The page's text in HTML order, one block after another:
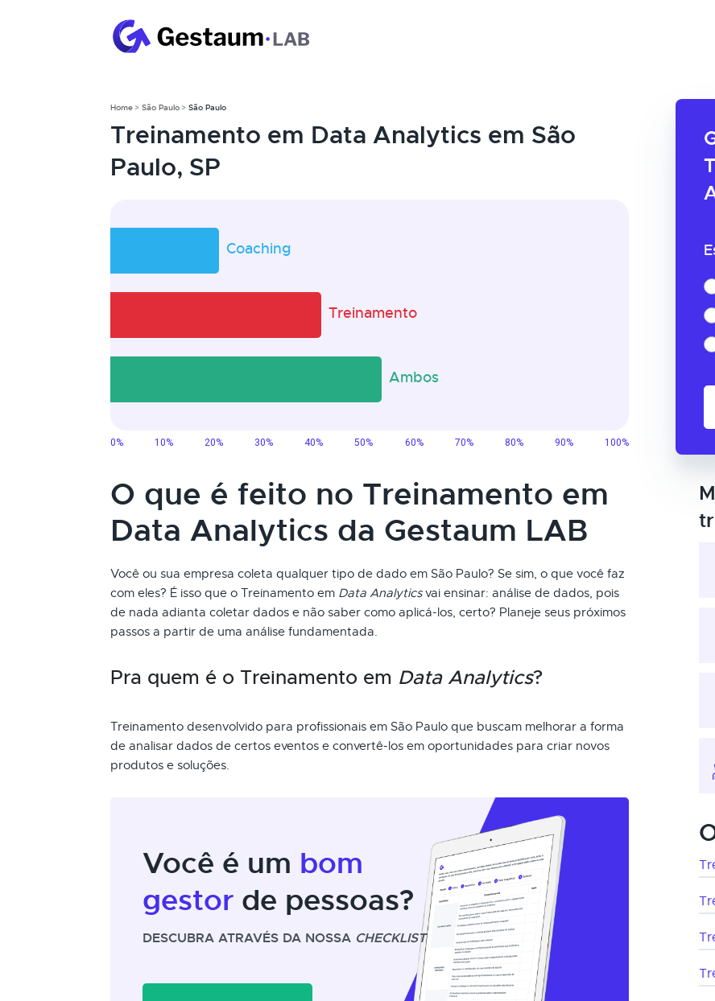
Home São Paulo São Paulo
Treinamento em Data Analytics em São
Paulo, SP
O que é feito no Treinamento em
Data Analytics da Gestaum LAB
Você ou sua empresa coleta qualquer tipo de dado em São Paulo? Se sim, o que você faz
com eles? É isso que o Treinamento em Data Analyticsvai ensinar: análise de dados, pois
de nada adianta coletar dados e não saber como aplicá-los, certo? Planeje seus próximos
passos a partir de uma análise fundamentada.
Pra quem é o Treinamento em Data Analytics?
Treinamento desenvolvido para profissionais em São Paulo que buscam melhorar a forma
de analisar dados de certos eventos e convertê-los em oportunidades para criar novos
produtos e soluções.
Você é um bom
gestor de pessoas?
DESCUBRA ATRAVÉS DA NOSSA CHECKLIST